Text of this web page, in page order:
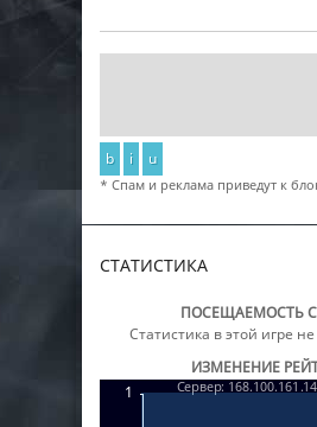
b i u
* Спам и реклама приведут к
СТАТИСТИКА
ПОСЕЩАЕМОСТЬ
Статистика в этой игре
ИЗМЕНЕНИЕ